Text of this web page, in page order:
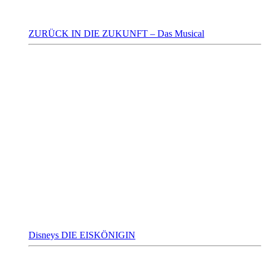
ZURÜCK IN DIE ZUKUNFT – Das Musical
Disneys DIE EISKÖNIGIN